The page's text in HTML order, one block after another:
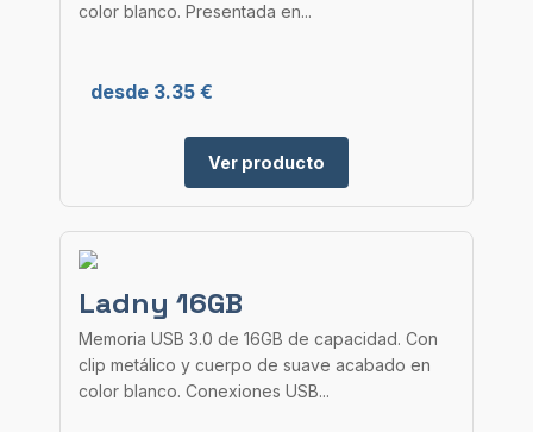
color blanco. Presentada en...
desde 3.35 €
Ver producto
Ladny 16GB
Memoria USB 3.0 de 16GB de capacidad. Con
clip metálico y cuerpo de suave acabado en
color blanco. Conexiones USB...